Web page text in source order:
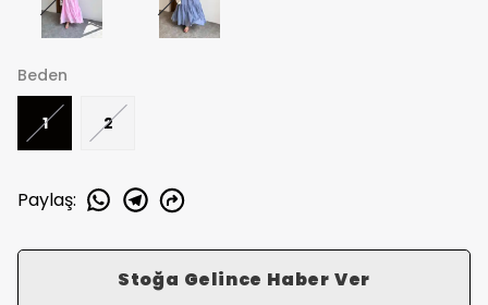
Beden
1 2
Paylaş:
Stoğa Gelince Haber Ver